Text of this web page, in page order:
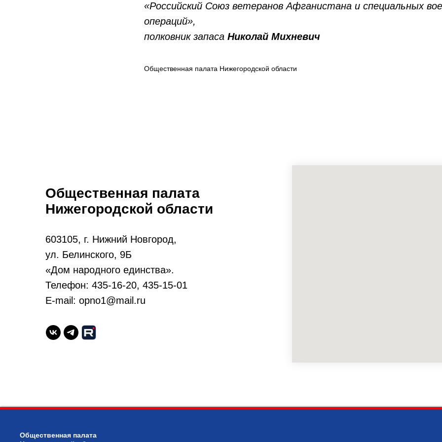
«Российский Союз ветеранов Афганистана и специальных
операций»,
полковник запаса Николай Михневич
Общественная палата Нижегородской области
Общественная палата
Нижегородской области
603105, г. Нижний Новгород,
ул. Белинского, 9Б
«Дом народного единства».
Телефон: 435-16-20, 435-15-01
E-mail: opno1@mail.ru
Общественная палата